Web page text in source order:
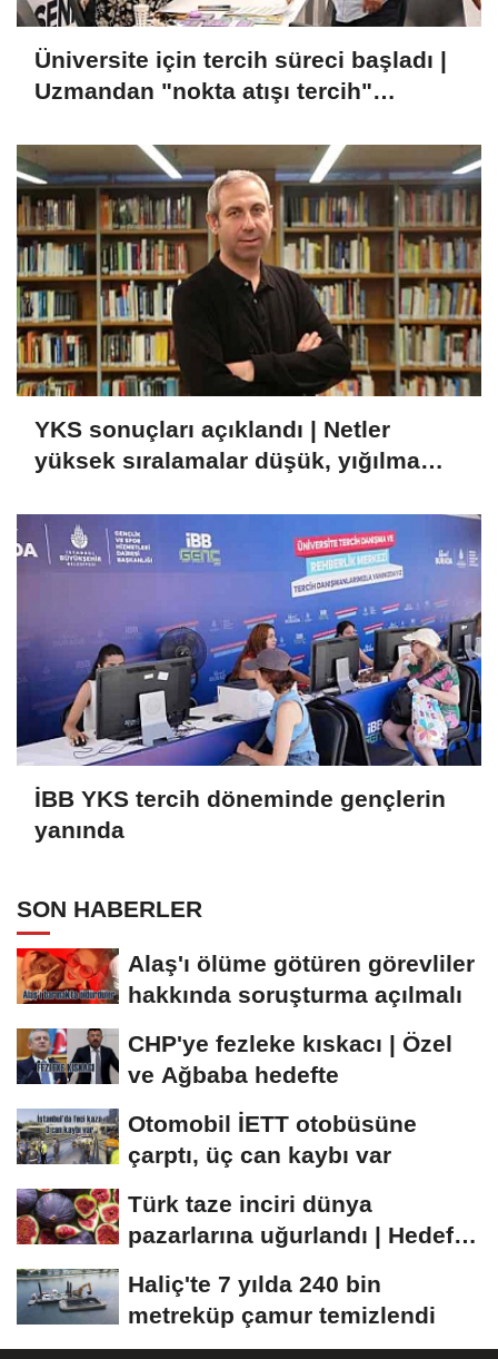
Üniversite için tercih süreci başladı |
Uzmandan "nokta atışı tercih"
YKS sonuçları açıklandı | Netler
yüksek sıralamalar düşük, yığılma
İBB YKS tercih döneminde gençlerin
yanında
SON HABERLER
Alaş'ı ölüme götüren görevliler
hakkında soruşturma açılmalı
CHP'ye fezleke kıskacı | Özel
ve Ağbaba hedefte
Otomobil İETT otobüsüne
çarptı, üç can kaybı var
Türk taze inciri dünya
pazarlarına uğurlandı | Hedef
Haliç'te 7 yılda 240 bin
metreküp çamur temizlendi